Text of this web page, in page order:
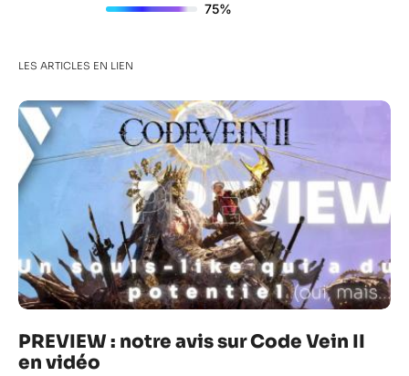
75%
LES ARTICLES EN LIEN
PREVIEW : notre avis sur Code Vein II
en vidéo